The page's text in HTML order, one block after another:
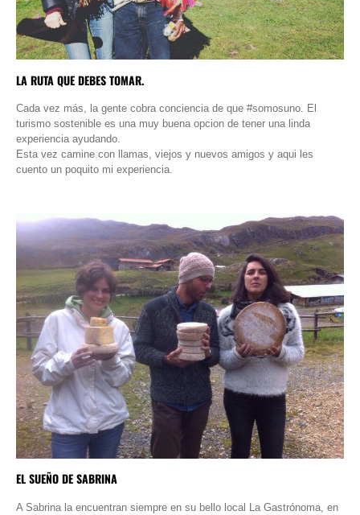
LA RUTA QUE DEBES TOMAR.
Cada vez más, la gente cobra conciencia de que #somosuno. El
turismo sostenible es una muy buena opcion de tener una linda
experiencia ayudando.
Esta vez camine con llamas, viejos y nuevos amigos y aqui les
cuento un poquito mi experiencia.
EL SUEÑO DE SABRINA
A Sabrina la encuentran siempre en su bello local La Gastrónoma, en